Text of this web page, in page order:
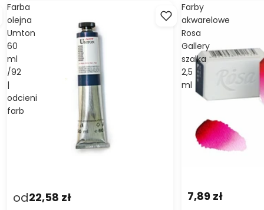
Farba
olejna
Umton
60
ml
/92
|
odcieni
farb
od22,58 zł
Farby
akwarelowe
Rosa
Gallery
szalka
2,5
ml
7,89 zł